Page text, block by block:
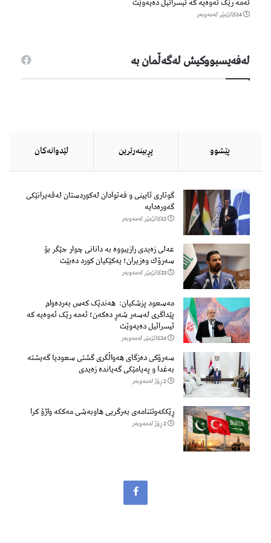
24كاتژمێر لەمەوبەر
لەفەیسبووكیش لەگەڵمان بە
پێشوو پڕبینەرترین لێدوانەكان
گوتاری ئایینی و فەتوادان لەکوردستان لەقەیرانێکی
گەورەدایە
12كاتژمێر لەمەوبەر
عەلی زەیدی رازیبووە بە دانانی چوار جێگر بۆ
سەرۆك وەزیران؛ یەكێكیان كورد دەبێت
21كاتژمێر لەمەوبەر
مەسعود پزشكیان: هەندێک کەس بەردەوام
پێداگری لەسەر شەڕ دەكەن؛ ئەمە رێک ئەوەیە کە
ئیسرائیل دەیەوێت
24كاتژمێر لەمەوبەر
سەرۆكی دەزگای هەواڵگری گشتی سعودیا گەیشتە
بەغدا و پەیامێكی گەیاندە زەیدی
2 ڕۆژ لەمەوبەر
ڕێککەوتتنامەی بەرگریی هاوبەشی مەککە واژۆ کرا
2 ڕۆژ لەمەوبەر